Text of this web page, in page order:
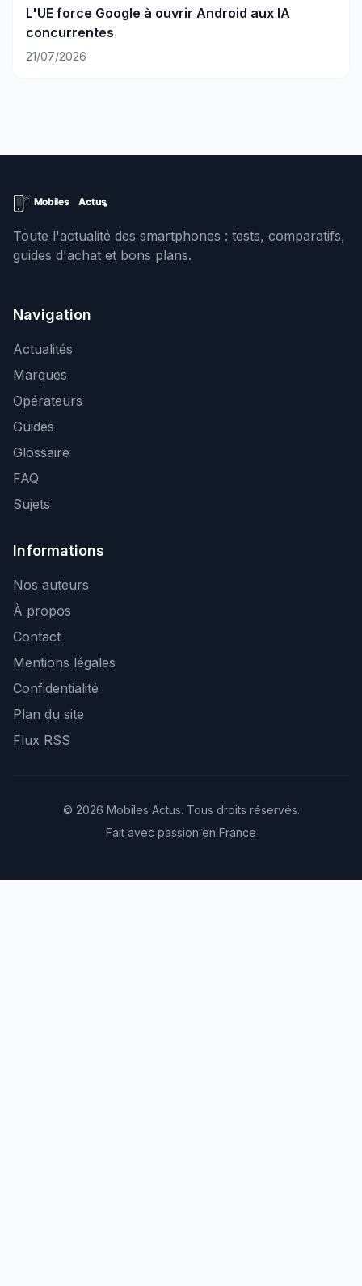
L'UE force Google à ouvrir Android aux IA
concurrentes
21/07/2026
Toute l'actualité des smartphones : tests, comparatifs,
guides d'achat et bons plans.
Navigation
Actualités
Marques
Opérateurs
Guides
Glossaire
FAQ
Sujets
Informations
Nos auteurs
À propos
Contact
Mentions légales
Confidentialité
Plan du site
Flux RSS
© 2026 Mobiles Actus. Tous droits réservés.
Fait avec passion en France